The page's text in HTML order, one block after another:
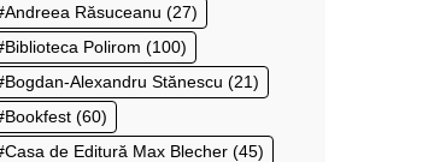
Andreea Răsuceanu (27)
Biblioteca Polirom (100)
Bogdan-Alexandru Stănescu (21)
Bookfest (60)
Casa de Editură Max Blecher (45)